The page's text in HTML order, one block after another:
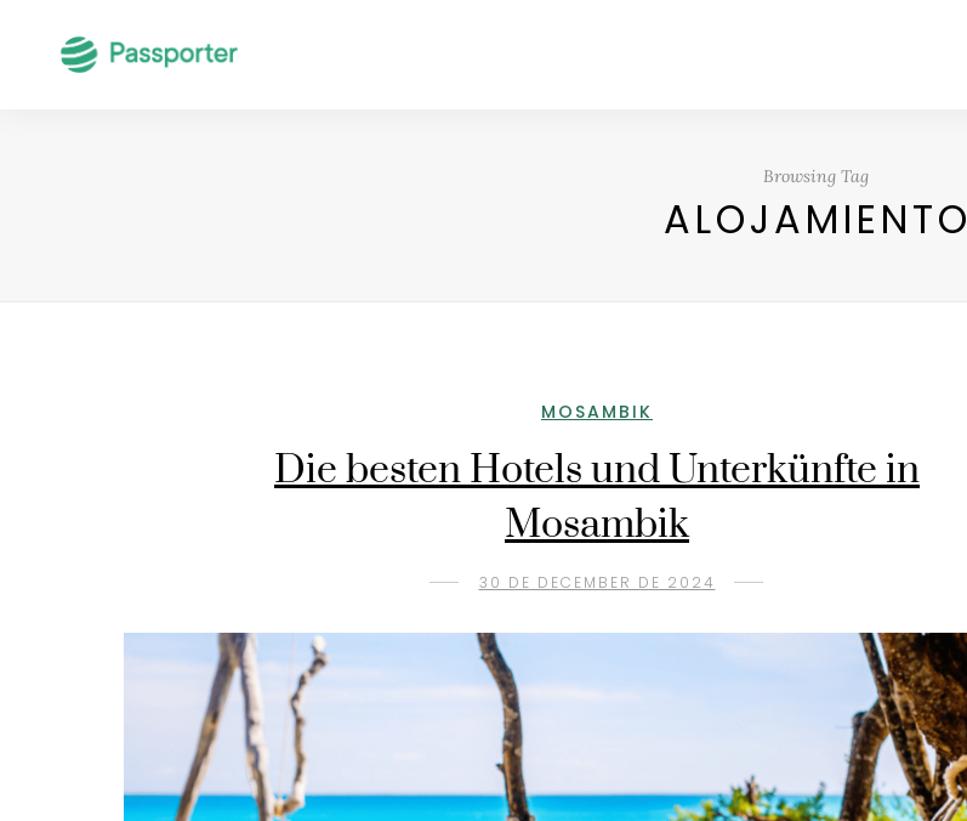
Browsing Tag
ALOJAMIENTO
MOSAMBIK
Die besten Hotels und Unterkünfte in
Mosambik
30 DE DECEMBER DE 2024